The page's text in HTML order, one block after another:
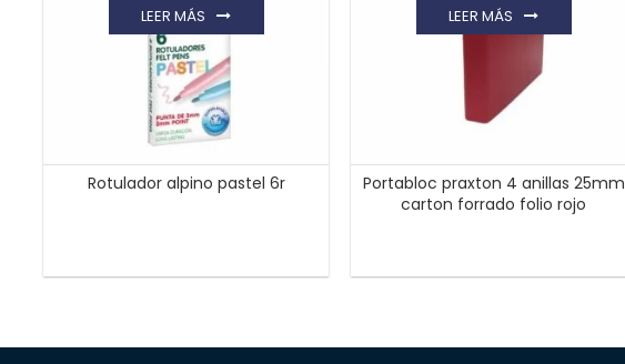
Rotulador alpino pastel 6r
LEER MÁS
Portabloc praxton 4 anillas 25mm
carton forrado folio rojo
LEER MÁS